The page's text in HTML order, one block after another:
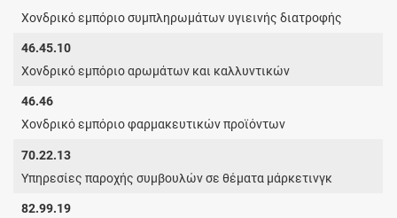
Χονδρικό εμπόριο συμπληρωμάτων υγιεινής διατροφής
46.45.10
Χονδρικό εμπόριο αρωμάτων και καλλυντικών
46.46
Χονδρικό εμπόριο φαρμακευτικών προϊόντων
70.22.13
Υπηρεσίες παροχής συμβουλών σε θέματα μάρκετινγκ
82.99.19